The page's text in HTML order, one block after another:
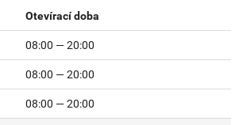
Otevírací doba
08:00 — 20:00
08:00 — 20:00
08:00 — 20:00